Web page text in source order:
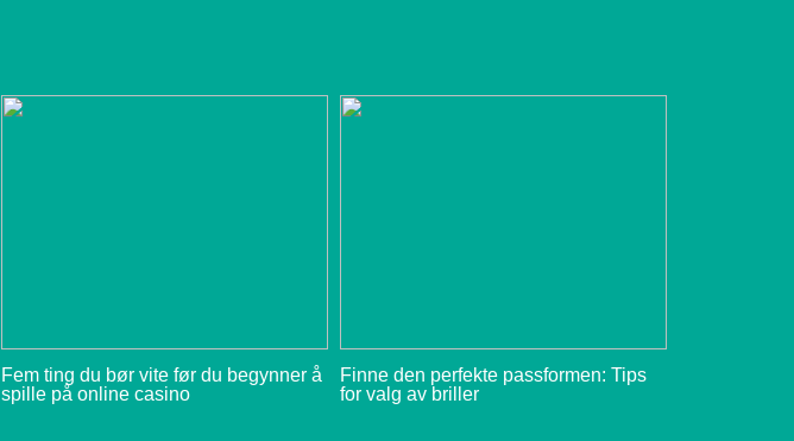
Fem ting du bør vite før du begynner å
spille på online casino
Finne den perfekte passformen: Tips
for valg av briller